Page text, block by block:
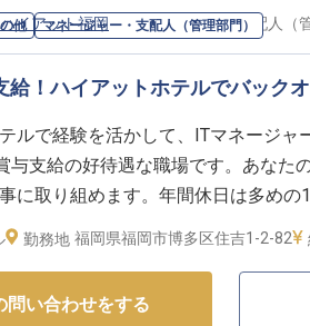
メントのプロフェッショナルへの成
営収支管理からレベニューマネジ
担っていただきます。これまでのビ
的な視点でホテル運営に携わること
り、スタッフ一人ひとりの成長をサ
目指す方にとって、スキルと経験を
点の情報です
他 マネージャー・支配人（管理部門）
イアット福岡 の マネージャー・支配人（
給！ハイアットホテルでバック
ルで経験を活かして、ITマネージャ
与支給の好待遇な職場です。あなた
に取り組めます。年間休日は多めの
す。全372室の客室を備えた「グラ
勤務地 福岡県福岡市博多区住吉1-2-82
問い合わせをする